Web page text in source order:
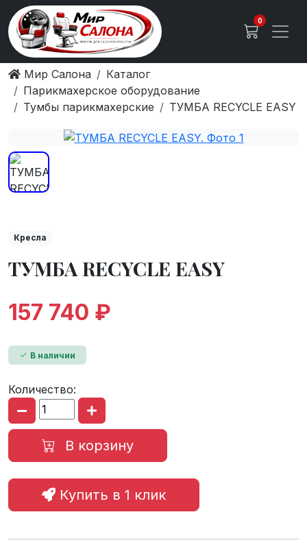
0
Мир Салона
Каталог
Парикмахерское оборудование
Тумбы парикмахерские
ТУМБА RECYCLE EASY
Кресла
ТУМБА RECYCLE EASY
157 740 ₽
В наличии
Количество:
В корзину
Купить в 1 клик